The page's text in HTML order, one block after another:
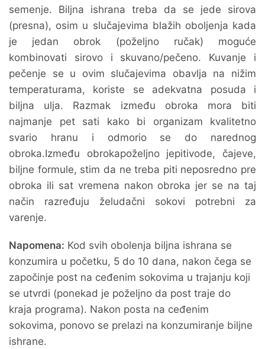
semenje. Biljna ishrana treba da se jede sirova
(presna), osim u slučajevima blažih oboljenja kada
je jedan obrok (poželjno ručak) moguće
kombinovati sirovo i skuvano/pečeno. Kuvanje i
pečenje se u ovim slučajevima obavlja na nižim
temperaturama, koriste se adekvatna posuda i
biljna ulja. Razmak između obroka mora biti
najmanje pet sati kako bi organizam kvalitetno
svario hranu i odmorio se do narednog
obroka.Između obrokapoželjno jepitivode, čajeve,
biljne formule, stim da ne treba piti neposredno pre
obroka ili sat vremena nakon obroka jer se na taj
način razređuju želudačni sokovi potrebni za
varenje.
Napomena: Kod svih obolenja biljna ishrana se
konzumira u početku, 5 do 10 dana, nakon čega se
započinje post na ceđenim sokovima u trajanju koji
se utvrdi (ponekad je poželjno da post traje do
kraja programa). Nakon posta na ceđenim
sokovima, ponovo se prelazi na konzumiranje biljne
ishrane.